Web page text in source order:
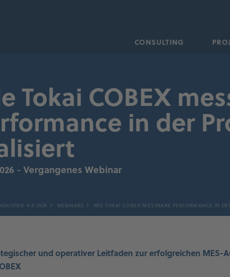
CONSULTING
Tokai COBEX
in der
- Vergangenes Webinar
4.0 HUB WEBINARE WIE TOKAI COBEX MESSBARE PERFORMANCE IN
und operativer Leitfaden zur erfolgreichen